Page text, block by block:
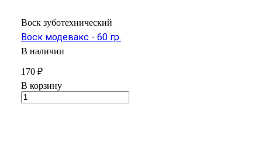
Воск зуботехнический
Воск модевакс - 60 гр.
В наличии
170 ₽
В корзину